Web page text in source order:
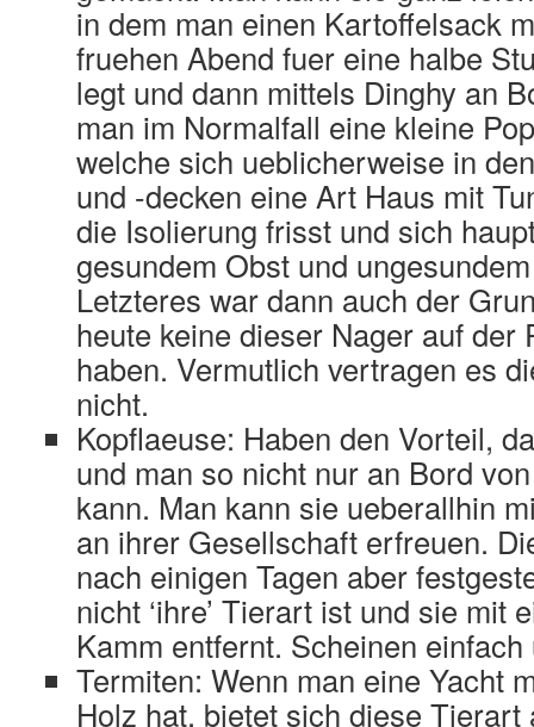
in dem man einen Kartoffelsack
fruehen Abend fuer eine halbe
legt und dann mittels Dinghy an
man im Normalfall eine kleine
welche sich ueblicherweise in
und -decken eine Art Haus mit
die Isolierung frisst und sich
gesundem Obst und
Letzteres war dann auch der
heute keine dieser Nager auf der
haben. Vermutlich vertragen es
nicht.
Kopflaeuse: Haben den Vorteil,
und man so nicht nur an Bord
kann. Man kann sie ueberallhin
an ihrer Gesellschaft erfreuen.
nach einigen Tagen aber
nicht ‘ihre’ Tierart ist und sie mit
Kamm entfernt. Scheinen
Termiten: Wenn man eine Yacht
Holz hat, bietet sich diese